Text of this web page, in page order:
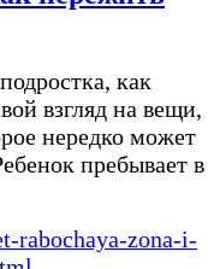
как
взгляд на вещи,
нередко может
пребывает в